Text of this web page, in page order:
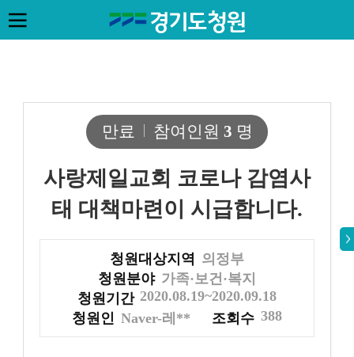
만료 참여인원 3 명
사랑제일교회 코로나 감염사
태 대책마련이 시급합니다.
청원대상지역 의정부
청원분야 가족·보건·복지
청원기간 2020.08.19~2020.09.18
청원인 Naver-레** 조회수 388